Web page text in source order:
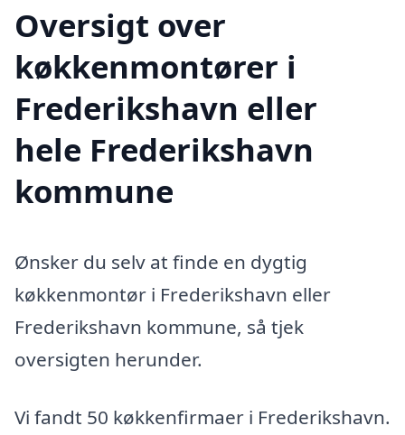
Oversigt over
køkkenmontører i
Frederikshavn eller
hele Frederikshavn
kommune
Ønsker du selv at finde en dygtig
køkkenmontør i Frederikshavn eller
Frederikshavn kommune, så tjek
oversigten herunder.
Vi fandt 50 køkkenfirmaer i Frederikshavn.